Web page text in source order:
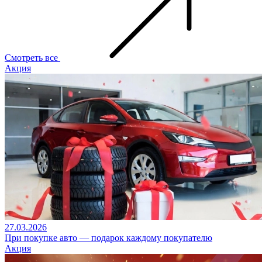
Смотреть все
Акция
27.03.2026
При покупке авто — подарок каждому покупателю
Акция